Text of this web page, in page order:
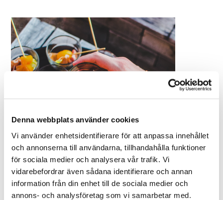
Denna webbplats använder cookies
Vi använder enhetsidentifierare för att anpassa innehållet
och annonserna till användarna, tillhandahålla funktioner
för sociala medier och analysera vår trafik. Vi
vidarebefordrar även sådana identifierare och annan
information från din enhet till de sociala medier och
annons- och analysföretag som vi samarbetar med.